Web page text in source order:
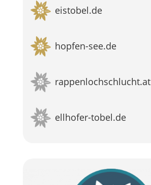
eistobel.de
hopfen-see.de
rappenlochschlucht.at
ellhofer-tobel.de